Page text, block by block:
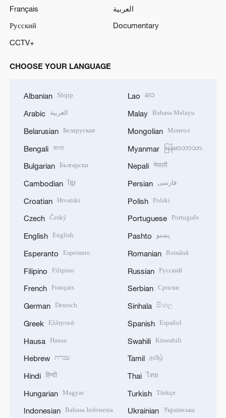
Français
العربية
Русский
Documentary
CCTV+
CHOOSE YOUR LANGUAGE
Albanian Shqip
Arabic العربية
Belarusian Беларуская
Bengali বাংলা
Bulgarian Български
Cambodian ខ្មែរ
Croatian Hrvatski
Czech Český
English English
Esperanto Esperanto
Filipino Filipino
French Français
German Deutsch
Greek Ελληνικά
Hausa Hausa
Hebrew עברית
Hindi हिन्दी
Hungarian Magyar
Indonesian Bahasa Indonesia
Lao ລາວ
Malay Bahasa Melayu
Mongolian Монгол
Myanmar မြန်မာဘာသာ
Nepali नेपाली
Persian فارسی
Polish Polski
Portuguese Português
Pashto پښتو
Romanian Română
Russian Русский
Serbian Српски
Sinhala සිංහල
Spanish Español
Swahili Kiswahili
Tamil தமிழ்
Thai ไทย
Turkish Türkçe
Ukrainian Українська